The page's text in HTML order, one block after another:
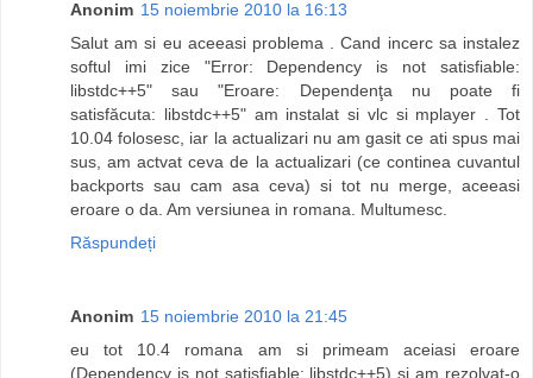
Anonim 15 noiembrie 2010 la 16:13
Salut am si eu aceeasi problema . Cand incerc sa instalez
softul imi zice "Error: Dependency is not satisfiable:
libstdc++5" sau "Eroare: Dependenţa nu poate fi
satisfăcuta: libstdc++5" am instalat si vlc si mplayer . Tot
10.04 folosesc, iar la actualizari nu am gasit ce ati spus mai
sus, am actvat ceva de la actualizari (ce continea cuvantul
backports sau cam asa ceva) si tot nu merge, aceeasi
eroare o da. Am versiunea in romana. Multumesc.
Răspundeți
Anonim 15 noiembrie 2010 la 21:45
eu tot 10.4 romana am si primeam aceiasi eroare
(Dependency is not satisfiable: libstdc++5) si am rezolvat-o